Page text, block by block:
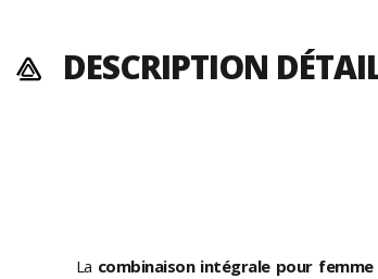
DESCRIPTION
La combinaison intégrale pour femme